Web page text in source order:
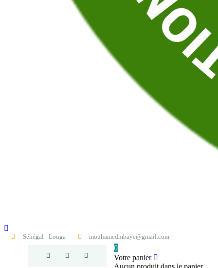
Sénégal - Louga mouhamedmbaye@gmail.com
0
Votre panier
Aucun produit dans le panier.